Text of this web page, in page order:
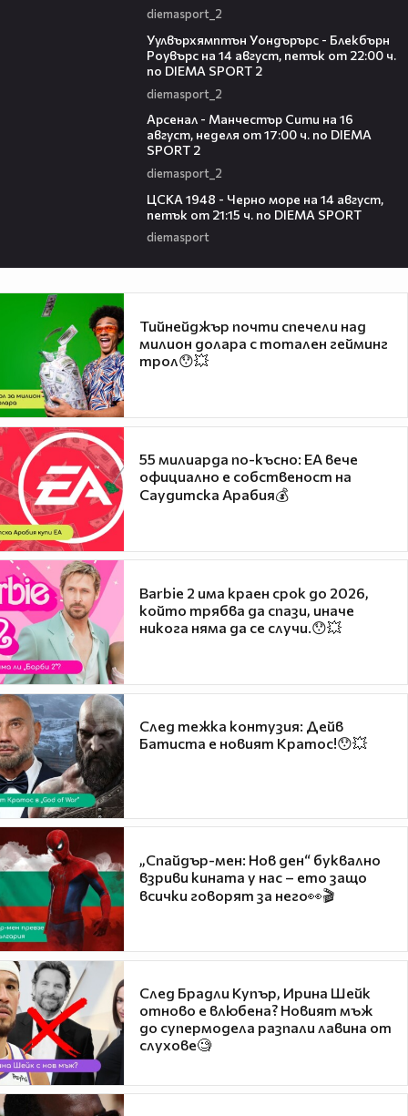
diemasport_2
Уулвърхямптън Уондърърс - Блекбърн
Роувърс на 14 август, петък от 22:00 ч.
по DIEMA SPORT 2
diemasport_2
Арсенал - Манчестър Сити на 16
август, неделя от 17:00 ч. по DIEMA
SPORT 2
diemasport_2
ЦСКА 1948 - Черно море на 14 август,
петък от 21:15 ч. по DIEMA SPORT
diemasport
Тийнейджър почти спечели над
милион долара с тотален гейминг
трол😯💥
55 милиарда по-късно: EA вече
официално е собственост на
Саудитска Арабия💰
Barbie 2 има краен срок до 2026,
който трябва да спази, иначе
никога няма да се случи.😯💥
След тежка контузия: Дейв
Батиста е новият Кратос!😯💥
„Спайдър-мен: Нов ден“ буквално
взриви кината у нас – ето защо
всички говорят за него👀🎬
След Брадли Купър, Ирина Шейк
отново е влюбена? Новият мъж
до супермодела разпали лавина от
слухове🧐